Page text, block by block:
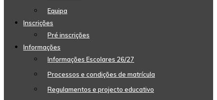
Equipa
Inscrições
Pré inscrições
Informações
Informações Escolares 26/27
Processos e condições de matrícula
Regulamentos e projecto educativo